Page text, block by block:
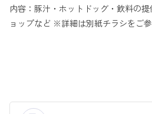
内容：豚汁・ホットドッグ・飲料の
ョップなど ※詳細は別紙チラシをご参